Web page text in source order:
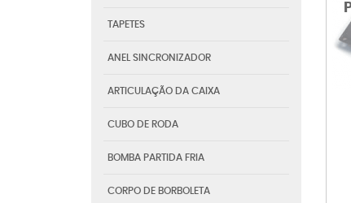
TAPETES
ANEL SINCRONIZADOR
ARTICULAÇÃO DA CAIXA
CUBO DE RODA
BOMBA PARTIDA FRIA
CORPO DE BORBOLETA